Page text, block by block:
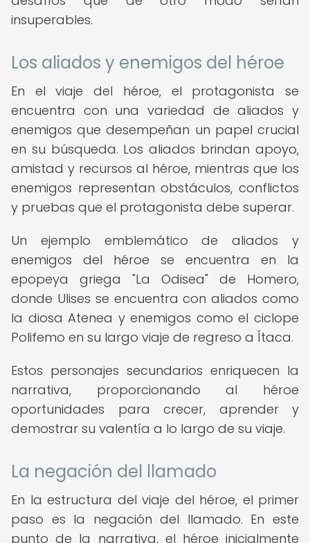
insuperables.
Los aliados y enemigos del héroe
En el viaje del héroe, el protagonista se
encuentra con una variedad de aliados y
enemigos que desempeñan un papel crucial
en su búsqueda. Los aliados brindan apoyo,
amistad y recursos al héroe, mientras que los
enemigos representan obstáculos, conflictos
y pruebas que el protagonista debe superar.
Un ejemplo emblemático de aliados y
enemigos del héroe se encuentra en la
epopeya griega "La Odisea" de Homero,
donde Ulises se encuentra con aliados como
la diosa Atenea y enemigos como el ciclope
Polifemo en su largo viaje de regreso a Ítaca.
Estos personajes secundarios enriquecen la
narrativa, proporcionando al héroe
oportunidades para crecer, aprender y
demostrar su valentía a lo largo de su viaje.
La negación del llamado
En la estructura del viaje del héroe, el primer
paso es la negación del llamado. En este
punto de la narrativa, el héroe inicialmente